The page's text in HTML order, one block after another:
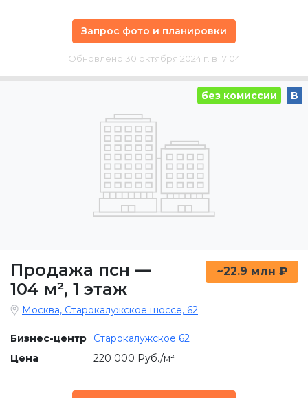
Запрос фото и планировки
Обновлено 30 октября 2024 г. в 17:04
без комиссии B
Продажа псн —
104 м², 1 этаж
~22.9 млн ₽
Москва, Старокалужское шоссе, 62
Бизнес-центр
Старокалужское 62
Цена
220 000 Руб./м²